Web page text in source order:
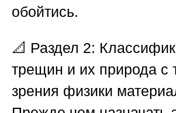
обойтись.
📐 Раздел 2:
трещин и их природа с
зрения физики